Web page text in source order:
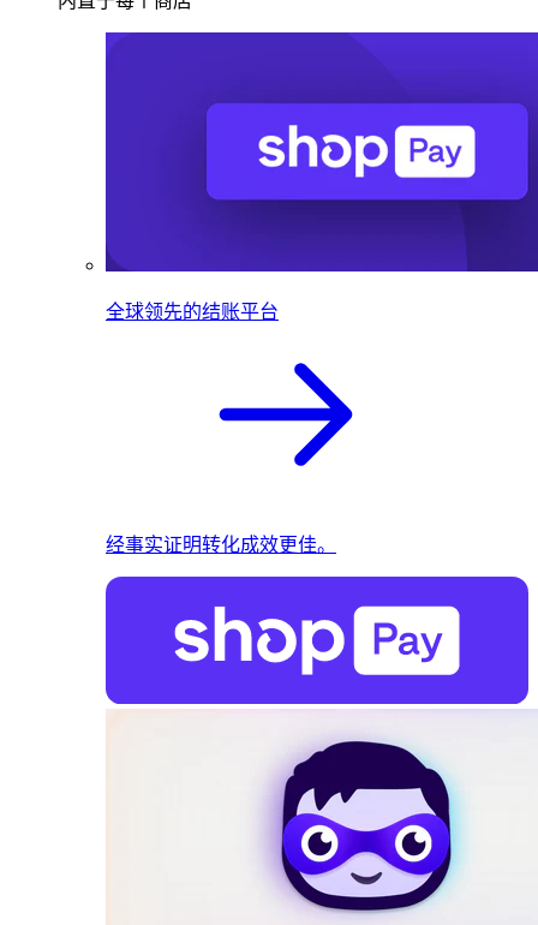
全球领先的结账平台
经事实证明转化成效更佳。